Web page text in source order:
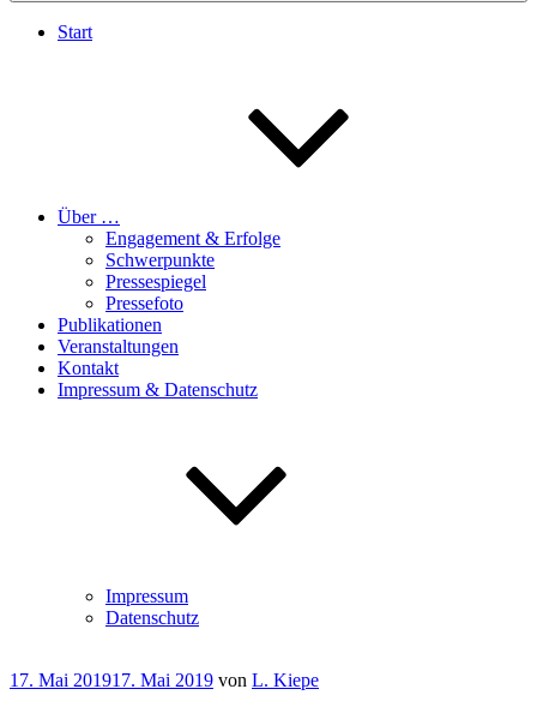
Start
Über …
Engagement & Erfolge
Schwerpunkte
Pressespiegel
Pressefoto
Publikationen
Veranstaltungen
Kontakt
Impressum & Datenschutz
Impressum
Datenschutz
Veröffentlicht
17. Mai 201917. Mai 2019 von L. Kiepe